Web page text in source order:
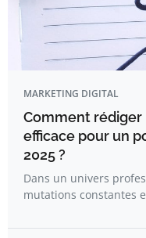
MARKETING DIGITAL
Comment
efficace pour un
2025 ?
Dans un univers
mutations constantes